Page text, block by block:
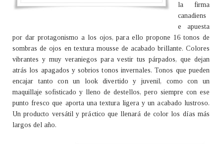
la firma
canadiens
e apuesta
por dar protagonismo a los ojos, para ello propone 16 tonos de
sombras de ojos en textura mousse de acabado brillante. Colores
vibrantes y muy veraniegos para vestir tus párpados, que dejan
atrás los apagados y sobrios tonos invernales. Tonos que pueden
encajar tanto con un look divertido y juvenil, como con un
maquillaje sofisticado y lleno de destellos, pero siempre con ese
punto fresco que aporta una textura ligera y un acabado lustroso.
Un producto versátil y práctico que llenará de color los días más
largos del año.